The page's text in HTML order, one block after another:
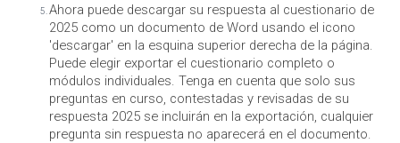
Ahora puede descargar su respuesta al cuestionario de
2025 como un documento de Word usando el icono
'descargar' en la esquina superior derecha de la página.
Puede elegir exportar el cuestionario completo o
módulos individuales. Tenga en cuenta que solo sus
preguntas en curso, contestadas y revisadas de su
respuesta 2025 se incluirán en la exportación, cualquier
pregunta sin respuesta no aparecerá en el documento.